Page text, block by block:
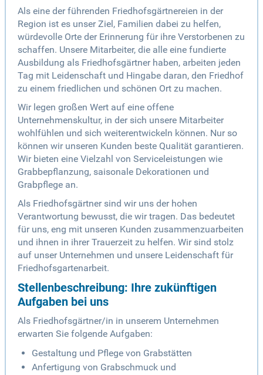
Als eine der führenden Friedhofsgärtnereien in der
Region ist es unser Ziel, Familien dabei zu helfen,
würdevolle Orte der Erinnerung für ihre Verstorbenen zu
schaffen. Unsere Mitarbeiter, die alle eine fundierte
Ausbildung als Friedhofsgärtner haben, arbeiten jeden
Tag mit Leidenschaft und Hingabe daran, den Friedhof
zu einem friedlichen und schönen Ort zu machen.
Wir legen großen Wert auf eine offene
Unternehmenskultur, in der sich unsere Mitarbeiter
wohlfühlen und sich weiterentwickeln können. Nur so
können wir unseren Kunden beste Qualität garantieren.
Wir bieten eine Vielzahl von Serviceleistungen wie
Grabbepflanzung, saisonale Dekorationen und
Grabpflege an.
Als Friedhofsgärtner sind wir uns der hohen
Verantwortung bewusst, die wir tragen. Das bedeutet
für uns, eng mit unseren Kunden zusammenzuarbeiten
und ihnen in ihrer Trauerzeit zu helfen. Wir sind stolz
auf unser Unternehmen und unsere Leidenschaft für
Friedhofsgartenarbeit.
Stellenbeschreibung: Ihre zukünftigen
Aufgaben bei uns
Als Friedhofsgärtner/in in unserem Unternehmen
erwarten Sie folgende Aufgaben:
Gestaltung und Pflege von Grabstätten
Anfertigung von Grabschmuck und